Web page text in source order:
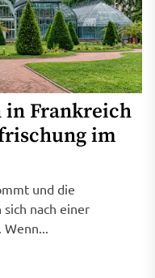
in Frankreich
im
und die
nach einer
Wenn...